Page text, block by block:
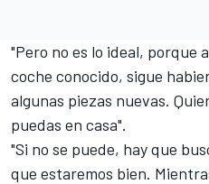
"Pero no es lo ideal, porque
coche conocido, sigue
algunas piezas nuevas.
puedas en casa".
"Si no se puede, hay que
que estaremos bien.